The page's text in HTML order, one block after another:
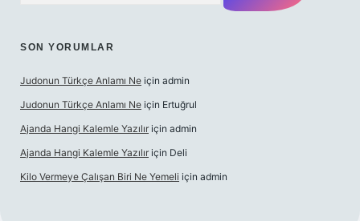
SON YORUMLAR
Judonun Türkçe Anlamı Ne için admin
Judonun Türkçe Anlamı Ne için Ertuğrul
Ajanda Hangi Kalemle Yazılır için admin
Ajanda Hangi Kalemle Yazılır için Deli
Kilo Vermeye Çalışan Biri Ne Yemeli için admin